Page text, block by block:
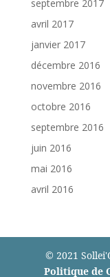
septembre 2017
avril 2017
janvier 2017
décembre 2016
novembre 2016
octobre 2016
septembre 2016
juin 2016
mai 2016
avril 2016
© 2021
Politique de